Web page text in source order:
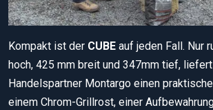
Kompakt ist der CUBE auf jeden Fall. Nur
hoch, 425 mm breit und 347mm tief,
Handelspartner Montargo einen
einem Chrom-Grillrost, einer